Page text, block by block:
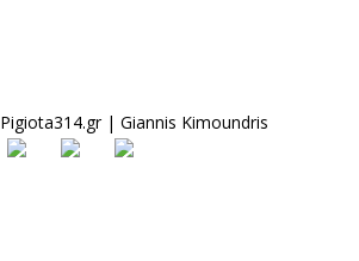
Pigiota314.gr| Giannis Kimoundris